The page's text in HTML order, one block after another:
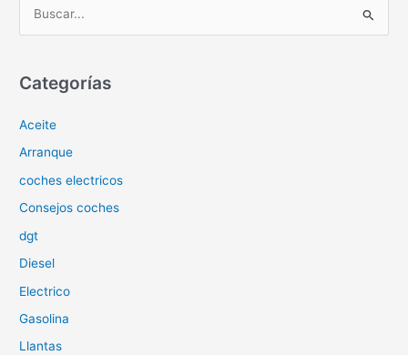
c
r
p
o
Categorías
Aceite
Arranque
coches electricos
Consejos coches
dgt
Diesel
Electrico
Gasolina
Llantas